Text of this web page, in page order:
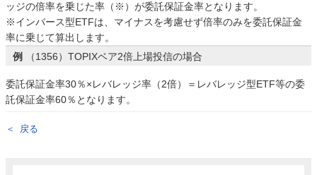
ッジの倍率を乗じた率（※）が委託保証金率となります。
※インバース型ETFは、マイナスを考慮せず倍率のみを委託保証金
率に乗じて算出します。
例
（1356）TOPIXベア2倍上場投信の場合
委託保証金率30％×レバレッジ率（2倍）＝レバレッジ型ETF等の委
託保証金率60％となります。
戻る